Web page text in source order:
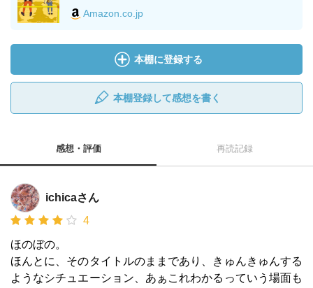
Amazon.co.jp
本棚に登録する
本棚登録して感想を書く
感想・評価 再読記録
ichicaさん
4
ほのぼの。
ほんとに、そのタイトルのままであり、きゅんきゅんする
ようなシチュエーション、あぁこれわかるっていう場面も